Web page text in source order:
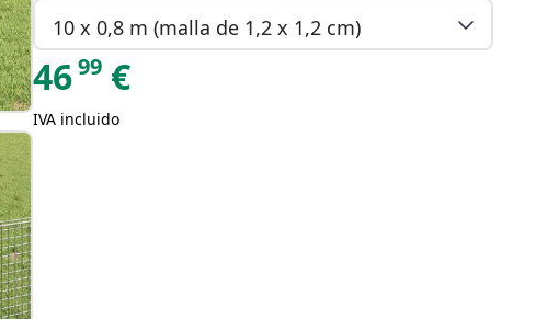
10 x 0,8 m (malla de 1,2 x 1,2 cm)
4699 €
IVA incluido